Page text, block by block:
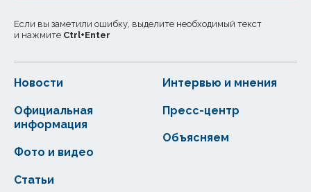
Если вы заметили ошибку, выделите необходимый текст
и нажмите Ctrl+Enter
Новости
Статьи
Официальная
информация
Интервью и мнения
Фото и видео
Пресс-центр
Объясняем